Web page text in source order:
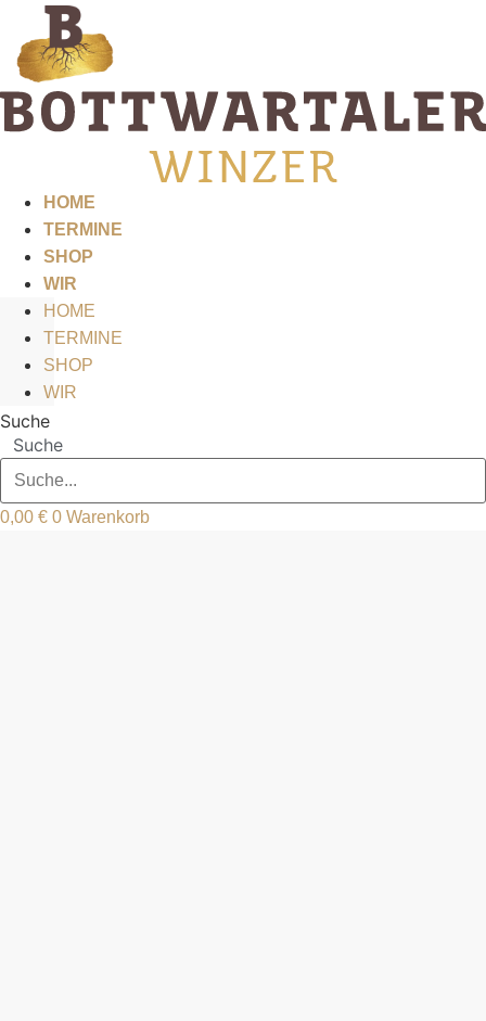
Inhalt
springen
HOME
TERMINE
SHOP
WIR
HOME
TERMINE
SHOP
WIR
Suche
Suche
0,00 € 0 Warenkorb